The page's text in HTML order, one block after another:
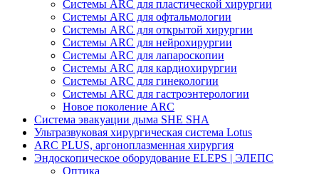
Системы ARC для пластической хирургии
Системы ARC для офтальмологии
Системы ARC для открытой хирургии
Системы ARC для нейрохирургии
Системы ARC для лапароскопии
Системы ARC для кардиохирургии
Системы ARC для гинекологии
Системы ARC для гастроэнтерологии
Новое поколение ARC
Система эвакуации дыма SHE SHA
Ультразвуковая хирургическая система Lotus
ARC PLUS, аргоноплазменная хирургия
Эндоскопическое оборудование ELEPS | ЭЛЕПС
Оптика